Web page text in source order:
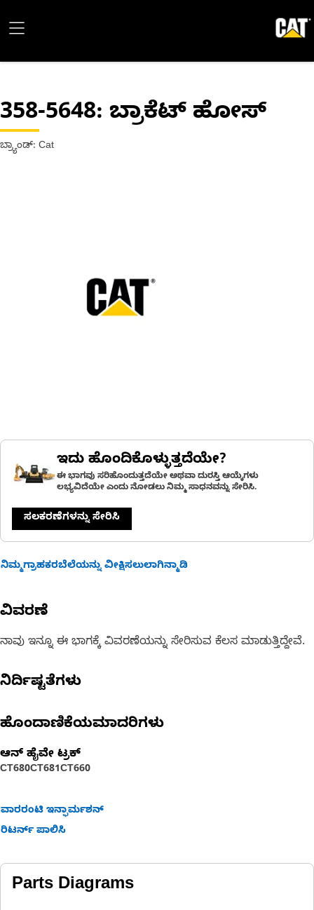
358-5648: ಬ್ರಾಕೆಟ್ ಹೋಸ್
ಬ್ರ್ಯಾಂಡ್: Cat
ಇದು ಹೊಂದಿಕೊಳ್ಳುತ್ತದೆಯೇ?
ಈ ಭಾಗವು ಸರಿಹೊಂದುತ್ತದೆಯೇ ಅಥವಾ ದುರಸ್ತಿ ಆಯ್ಕೆಗಳು
ಲಭ್ಯವಿದೆಯೇ ಎಂದು ನೋಡಲು ನಿಮ್ಮ ಸಾಧನವನ್ನು ಸೇರಿಸಿ.
ಸಲಕರಣೆಗಳನ್ನು ಸೇರಿಸಿ
ನಿಮ್ಮಗ್ರಾಹಕರಬೆಲೆಯನ್ನು ವೀಕ್ಷಿಸಲುಲಾಗಿನ್ಮಾಡಿ
ವಿವರಣೆ
ನಾವು ಇನ್ನೂ ಈ ಭಾಗಕ್ಕೆ ವಿವರಣೆಯನ್ನು ಸೇರಿಸುವ ಕೆಲಸ ಮಾಡುತ್ತಿದ್ದೇವೆ.
ನಿರ್ದಿಷ್ಟತೆಗಳು
ಹೊಂದಾಣಿಕೆಯಮಾದರಿಗಳು
ಆನ್ ಹೈವೇ ಟ್ರಕ್
CT680CT681CT660
ವಾರರಂಟಿ ಇನ್ಫಾರ್ಮಶನ್
ರಿಟರ್ನ್ ಪಾಲಿಸಿ
Parts Diagrams